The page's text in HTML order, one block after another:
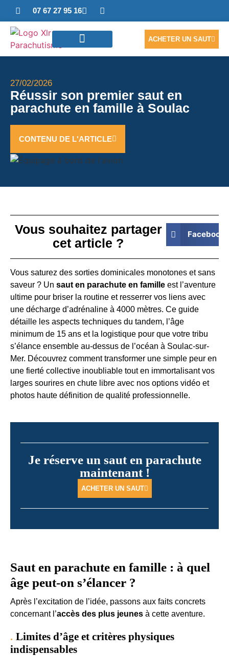
07 67 27 95 16
ACHETER UN SAUT
27/02/2026
Réussir son premier saut en
parachute en famille à Soulac
CONTENU DE L'ARTICLE
Vous souhaitez partager
cet article ?
Facebook
Vous saturez des sorties dominicales monotones et sans
saveur ? Un saut en parachute en famille est l’aventure
ultime pour briser la routine et resserrer vos liens avec
une décharge d’adrénaline à 4000 mètres. Ce guide
détaille les aspects techniques du tandem, l’âge
minimum de 15 ans et la logistique pour que votre tribu
s’élance ensemble au-dessus de l’océan à Soulac-sur-
Mer. Découvrez comment transformer une simple peur en
une fierté collective inoubliable tout en immortalisant vos
larges sourires en chute libre avec nos options vidéo et
photos haute définition de qualité professionnelle.
Je réserve un saut en parachute
maintenant !
ACHETER UN SAUT
Saut en parachute en famille : à quel
âge peut-on s’élancer ?
Après l’excitation de l’idée, passons aux faits concrets
concernant l’accès des plus jeunes à cette aventure.
Limites d’âge et critères physiques
indispensables